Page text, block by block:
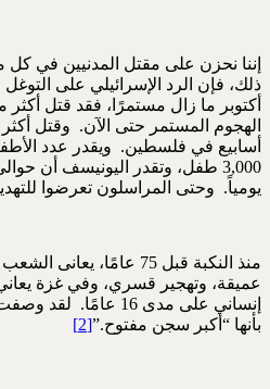
إننا نحزن على مقتل المدنيين في
أسابيع في فلسطين. ويقدر عدد
يومياً. وحتى المراسلون تعرضوا
منذ النكبة قبل 75 عامًا،
عميقة، وتهجير قسري، وفي غزة
إنساني على مدى 16
بأنها “أكبر سجن مفتوح.”[2]